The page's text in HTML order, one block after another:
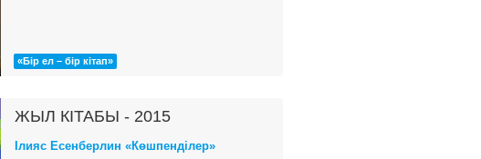
«Бір ел – бір кітап»
ЖЫЛ КІТАБЫ - 2015
Ілияс Есенберлин «Көшпенділер»